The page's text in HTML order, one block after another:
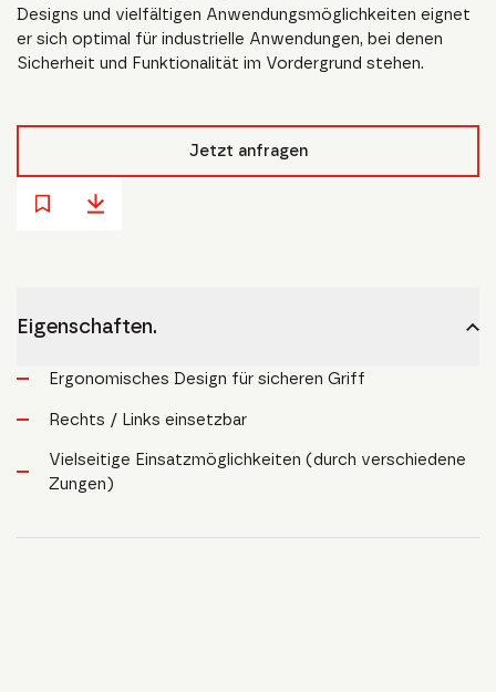
Designs und vielfältigen Anwendungsmöglichkeiten eignet
er sich optimal für industrielle Anwendungen, bei denen
Sicherheit und Funktionalität im Vordergrund stehen.
Jetzt anfragen
Eigenschaften.
Ergonomisches Design für sicheren Griff
Rechts / Links einsetzbar
Vielseitige Einsatzmöglichkeiten (durch verschiedene
Zungen)